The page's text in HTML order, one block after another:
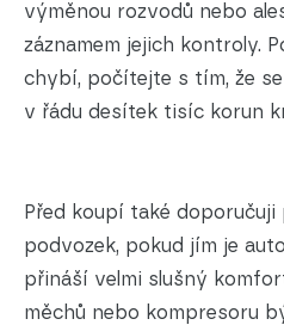
výměnou rozvodů nebo
záznamem jejich kontroly.
chybí, počítejte s tím, že
v řádu desítek tisíc korun
Před koupí také
podvozek, pokud jím je
přináší velmi slušný
měchů nebo kompresoru